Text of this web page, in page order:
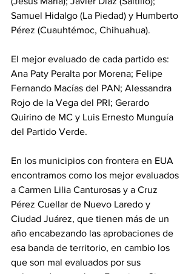
Samuel Hidalgo (La Piedad) y Humberto
Pérez (Cuauhtémoc, Chihuahua).
El mejor evaluado de cada partido es:
Ana Paty Peralta por Morena; Felipe
Fernando Macías del PAN; Alessandra
Rojo de la Vega del PRI; Gerardo
Quirino de MC y Luis Ernesto Munguía
del Partido Verde.
En los municipios con frontera en EUA
encontramos como los mejor evaluados
a Carmen Lilia Canturosas y a Cruz
Pérez Cuellar de Nuevo Laredo y
Ciudad Juárez, que tienen más de un
año encabezando las aprobaciones de
esa banda de territorio, en cambio los
que son mal evaluados por sus